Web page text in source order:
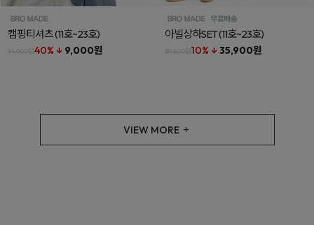
캠핑티셔츠(11호~23호)
14,900원40% ↓ 9,000원
아빌상하SET(11호~23호)
39,800원10% ↓ 35,900원
VIEW MORE